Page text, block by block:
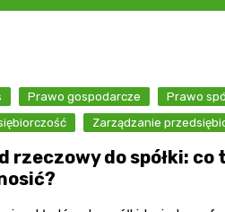
Prawo gospodarcze
Prawo
Zarządzanie
rzeczowy do spółki: